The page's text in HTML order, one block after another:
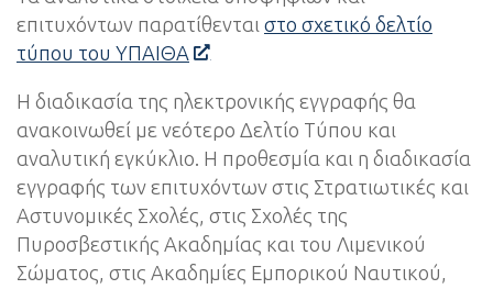
επιτυχόντων παρατίθενται στο σχετικό δελτίο
τύπου του ΥΠΑΙΘΑ
Η διαδικασία της ηλεκτρονικής εγγραφής θα
ανακοινωθεί με νεότερο Δελτίο Τύπου και
αναλυτική εγκύκλιο. Η προθεσμία και η διαδικασία
εγγραφής των επιτυχόντων στις Στρατιωτικές και
Αστυνομικές Σχολές, στις Σχολές της
Πυροσβεστικής Ακαδημίας και του Λιμενικού
Σώματος, στις Ακαδημίες Εμπορικού Ναυτικού,